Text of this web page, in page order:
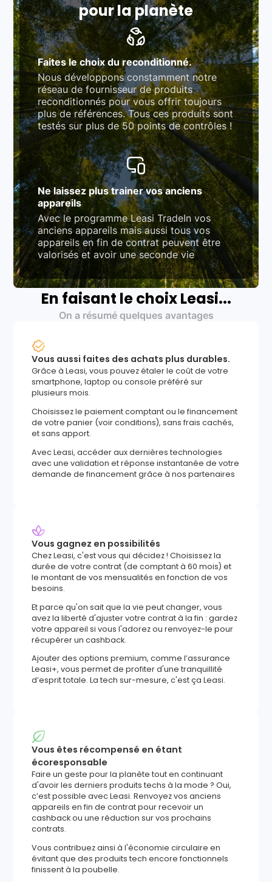
pour la planète
Faites le choix du reconditionné.
Nous développons constamment notre
réseau de fournisseur de produits
reconditionnés pour vous offrir toujours
plus de références. Tous ces produits sont
testés sur plus de 50 points de contrôles !
Ne laissez plus trainer vos anciens
appareils
Avec le programme Leasi TradeIn vos
anciens appareils mais aussi tous vos
appareils en fin de contrat peuvent être
valorisés et avoir une seconde vie
En faisant le choix Leasi...
On a résumé quelques avantages
Vous aussi faites des achats plus durables.
Grâce à Leasi, vous pouvez étaler le coût de votre
smartphone, laptop ou console préféré sur
plusieurs mois.
Choisissez le paiement comptant ou le financement
de votre panier (voir conditions), sans frais cachés,
et sans apport.
Avec Leasi, accéder aux dernières technologies
avec une validation et réponse instantanée de votre
demande de financement grâce à nos partenaires
Vous gagnez en possibilités
Chez Leasi, c'est vous qui décidez ! Choisissez la
durée de votre contrat (de comptant à 60 mois) et
le montant de vos mensualités en fonction de vos
besoins.
Et parce qu'on sait que la vie peut changer, vous
avez la liberté d'ajuster votre contrat à la fin : gardez
votre appareil si vous l'adorez ou renvoyez-le pour
récupérer un cashback.
Ajouter des options premium, comme l’assurance
Leasi+, vous permet de profiter d'une tranquillité
d’esprit totale. La tech sur-mesure, c'est ça Leasi.
Vous êtes récompensé en étant
écoresponsable
Faire un geste pour la planète tout en continuant
d'avoir les derniers produits techs à la mode ? Oui,
c’est possible avec Leasi. Renvoyez vos anciens
appareils en fin de contrat pour recevoir un
cashback ou une réduction sur vos prochains
contrats.
Vous contribuez ainsi à l'économie circulaire en
évitant que des produits tech encore fonctionnels
finissent à la poubelle.